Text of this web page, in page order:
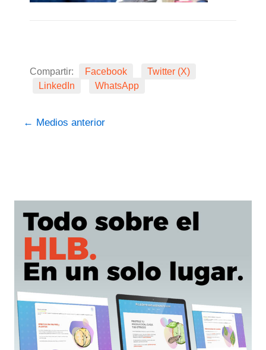
Compartir: Facebook
Twitter (X)
LinkedIn
WhatsApp
← Medios anterior